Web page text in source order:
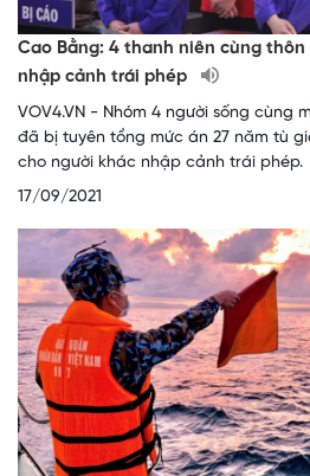
Cao Bằng: 4 thanh niên cùng
nhập cảnh trái phép
VOV4.VN - Nhóm 4 người sống cùng
đã bị tuyên tổng mức án 27 năm tù
cho người khác nhập cảnh trái phép.
17/09/2021